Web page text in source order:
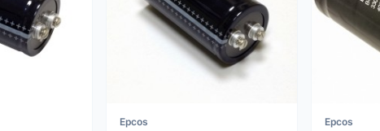
Epcos Epcos